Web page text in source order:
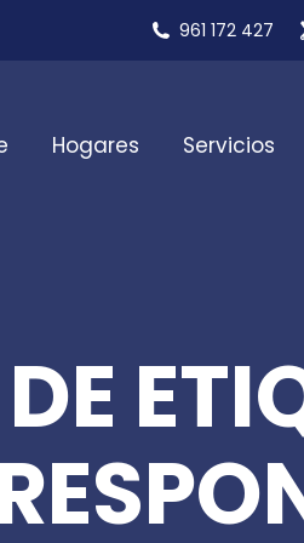
961 172 427
Hogares Servicios